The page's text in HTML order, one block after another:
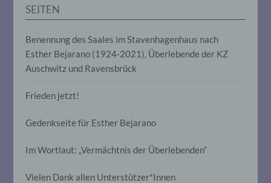
SEITEN
Benennung des Saales im Stavenhagenhaus nach
Esther Bejarano (1924-2021), Überlebende der KZ
Auschwitz und Ravensbrück
Frieden jetzt!
Gedenkseite für Esther Bejarano
Im Wortlaut: „Vermächtnis der Überlebenden“
Vielen Dank allen Unterstützer*Innen
Bereitstellung, den Abgleich oder die
Verknüpfung, die Einschränkung, das
Löschen oder die Vernichtung.
d) Einschränkung der Verarbeitung
Einschränkung der Verarbeitung ist die
personenbezogener Daten mit dem Ziel,
ihre künftige Verarbeitung einzuschränken.